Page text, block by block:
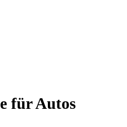
für Autos